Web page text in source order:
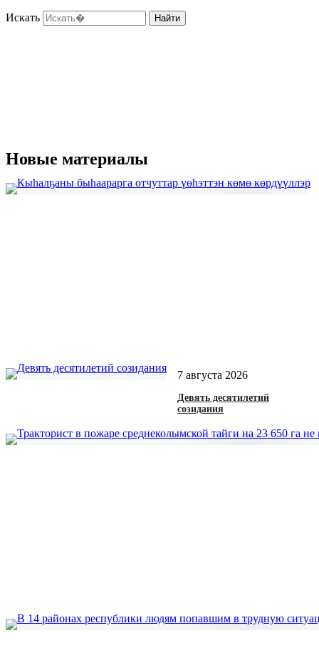
Искать Найти
Новые материалы
7 августа 2026
Девять десятилетий
созидания